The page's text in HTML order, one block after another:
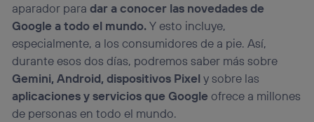
aparador paradar a conocer las novedades de
Google a todo el mundo.Y esto incluye,
especialmente, a los consumidores de a pie. Así,
durante esos dos días, podremos saber más sobre
Gemini, Android, dispositivos Pixely sobre las
aplicaciones y servicios que Google ofrece a millones
de personas en todo el mundo.